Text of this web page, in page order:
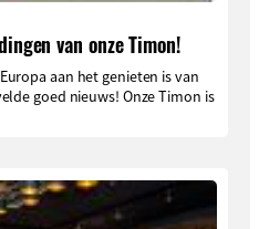
van onze Timon!
aan het genieten is van
goed nieuws! Onze Timon is